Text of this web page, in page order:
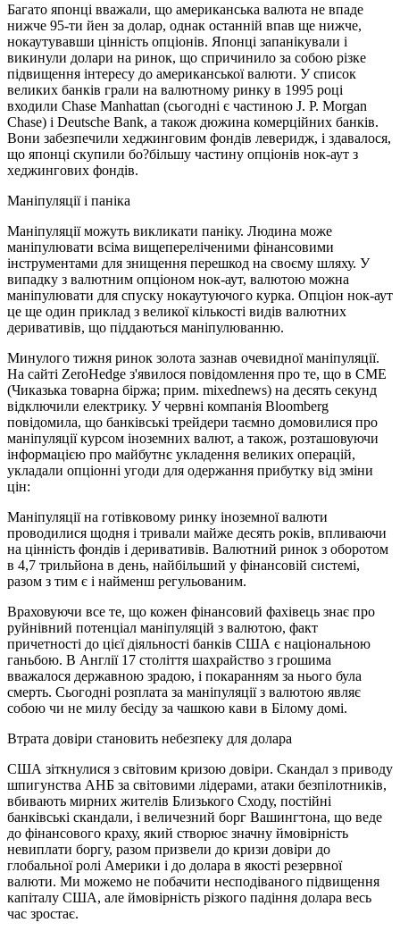
Багато японці вважали, що американська валюта не впаде
нижче 95-ти йен за долар, однак останній впав ще нижче,
нокаутувавши цінність опціонів. Японці запанікували і
викинули долари на ринок, що спричинило за собою різке
підвищення інтересу до американської валюти. У список
великих банків грали на валютному ринку в 1995 році
входили Chase Manhattan (сьогодні є частиною J. P. Morgan
Chase) і Deutsche Bank, а також дюжина комерційних банків.
Вони забезпечили хеджинговим фондів леверидж, і здавалося,
що японці скупили бо?більшу частину опціонів нок-аут з
хеджингових фондів.
Маніпуляції і паніка
Маніпуляції можуть викликати паніку. Людина може
маніпулювати всіма вищепереліченими фінансовими
інструментами для знищення перешкод на своєму шляху. У
випадку з валютним опціоном нок-аут, валютою можна
маніпулювати для спуску нокаутуючого курка. Опціон нок-аут
це ще один приклад з великої кількості видів валютних
деривативів, що піддаються маніпулюванню.
Минулого тижня ринок золота зазнав очевидної маніпуляції.
На сайті ZeroHedge з'явилося повідомлення про те, що в CME
(Чиказька товарна біржа; прим. mixednews) на десять секунд
відключили електрику. У червні компанія Bloomberg
повідомила, що банківські трейдери таємно домовилися про
маніпуляції курсом іноземних валют, а також, розташовуючи
інформацією про майбутнє укладення великих операцій,
укладали опціонні угоди для одержання прибутку від зміни
цін:
Маніпуляції на готівковому ринку іноземної валюти
проводилися щодня і тривали майже десять років, впливаючи
на цінність фондів і деривативів. Валютний ринок з оборотом
в 4,7 трильйона в день, найбільший у фінансовій системі,
разом з тим є і найменш регульованим.
Враховуючи все те, що кожен фінансовий фахівець знає про
руйнівний потенціал маніпуляцій з валютою, факт
причетності до цієї діяльності банків США є національною
ганьбою. В Англії 17 століття шахрайство з грошима
вважалося державною зрадою, і покаранням за нього була
смерть. Сьогодні розплата за маніпуляції з валютою являє
собою чи не милу бесіду за чашкою кави в Білому домі.
Втрата довіри становить небезпеку для долара
США зіткнулися з світовим кризою довіри. Скандал з приводу
шпигунства АНБ за світовими лідерами, атаки безпілотників,
вбивають мирних жителів Близького Сходу, постійні
банківські скандали, і величезний борг Вашингтона, що веде
до фінансового краху, який створює значну ймовірність
невиплати боргу, разом призвели до кризи довіри до
глобальної ролі Америки і до долара в якості резервної
валюти. Ми можемо не побачити несподіваного підвищення
капіталу США, але ймовірність різкого падіння долара весь
час зростає.